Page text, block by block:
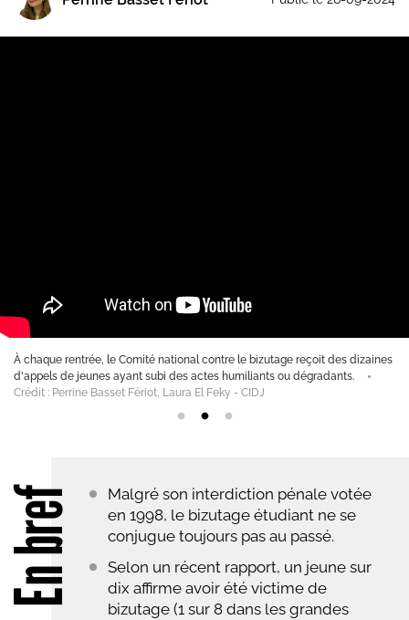
bref
Malgré son interdiction pénale votée
en 1998, le bizutage étudiant ne se
conjugue toujours pas au passé.
Selon un récent rapport, un jeune sur
dix affirme avoir été victime de
bizutage (1 sur 8 dans les grandes
contre le bizutage reçoit des dizaines
actes humiliants ou dégradants.
El Feky - CIDJ
Témoignagne du frère de
week-end d'intégration en
Ministère de l'Enseignement